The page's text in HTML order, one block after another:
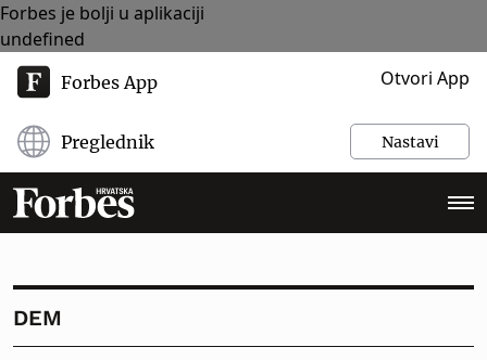
Forbes je bolji u aplikaciji
undefined
Forbes App Otvori App
Preglednik Nastavi
DEM